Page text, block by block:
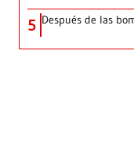
5 Después de las